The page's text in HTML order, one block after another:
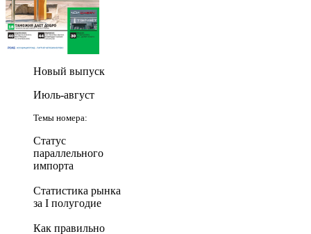
Новый выпуск
Июль-август
Темы номера:
Статус
параллельного
импорта
Статистика рынка
за I полугодие
Как правильно